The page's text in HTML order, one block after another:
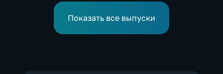
физкультурников с
профессиональнымПоказать все выпуски